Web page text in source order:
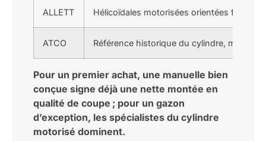
ALLETT Hélicoïdales motorisées orientées finition
ATCO Référence historique du cylindre,
Pour un premier achat, une manuelle bien
conçue signe déjà une nette montée en
qualité de coupe ; pour un gazon
d’exception, les spécialistes du cylindre
motorisé dominent.